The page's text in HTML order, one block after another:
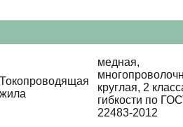
Токопроводящая
жила
медная,
круглая, 2
гибкости по
22483-2012